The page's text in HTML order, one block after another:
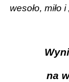
wesoło, miło
na